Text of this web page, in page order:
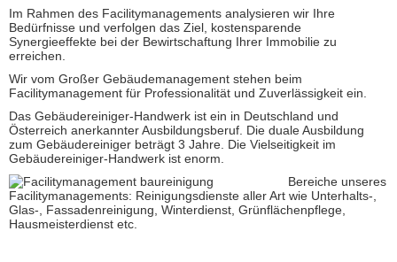
Im Rahmen des Facilitymanagements analysieren wir Ihre
Bedürfnisse und verfolgen das Ziel, kostensparende
Synergieeffekte bei der Bewirtschaftung Ihrer Immobilie zu
erreichen.
Wir vom Großer Gebäudemanagement stehen beim
Facilitymanagement für Professionalität und Zuverlässigkeit ein.
Das Gebäudereiniger-Handwerk ist ein in Deutschland und
Österreich anerkannter Ausbildungsberuf. Die duale Ausbildung
zum Gebäudereiniger beträgt 3 Jahre. Die Vielseitigkeit im
Gebäudereiniger-Handwerk ist enorm.
Bereiche unseres
Facilitymanagements: Reinigungsdienste aller Art wie Unterhalts-,
Glas-, Fassadenreinigung, Winterdienst, Grünflächenpflege,
Hausmeisterdienst etc.